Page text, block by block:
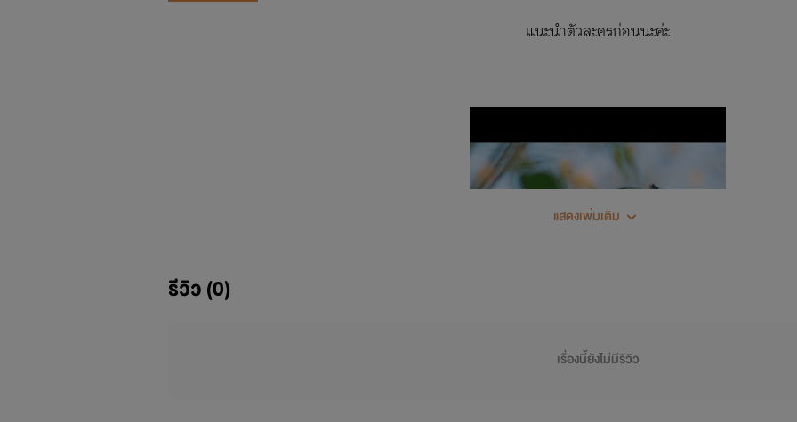
แนะนำตัวละครก่อนนะค่ะ
แสดงเพิ่มเติม
รีวิว (0)
เรื่องนี้ยังไม่มีรีวิว